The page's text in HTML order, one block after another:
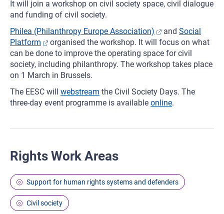
It will join a workshop on civil society space, civil dialogue
and funding of civil society.
Philea (Philanthropy Europe Association)
and Social
Platform
organised the workshop. It will focus on what
can be done to improve the operating space for civil
society, including philanthropy. The workshop takes place
on 1 March in Brussels.
The EESC will webstream the Civil Society Days. The
three-day event programme is available online.
Rights Work Areas
Support for human rights systems and defenders
Civil society